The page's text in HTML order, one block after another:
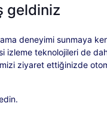
Kapsam ve Ağlar
bölümünden yükleyin.
geldiniz
deneyimi sunmaya
izleme teknolojileri de
ziyaret ettiğinizde